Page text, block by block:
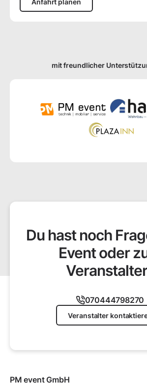
mit freundlicher
Du hast noch
Event oder
070444798270
Veranstalter
PM event GmbH